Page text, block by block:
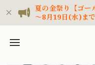
夏の金祭り【ゴー
～8月19日(水)ま